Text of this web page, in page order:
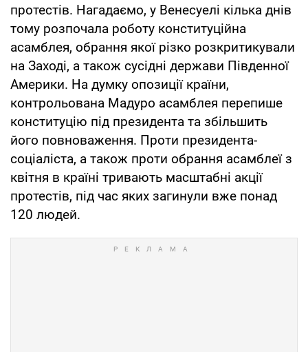
протестів. Нагадаємо, у Венесуелі кілька днів
тому розпочала роботу конституційна
асамблея, обрання якої різко розкритикували
на Заході, а також сусідні держави Південної
Америки. На думку опозиції країни,
контрольована Мадуро асамблея перепише
конституцію під президента та збільшить
його повноваження. Проти президента-
соціаліста, а також проти обрання асамблеї з
квітня в країні тривають масштабні акції
протестів, під час яких загинули вже понад
120 людей.